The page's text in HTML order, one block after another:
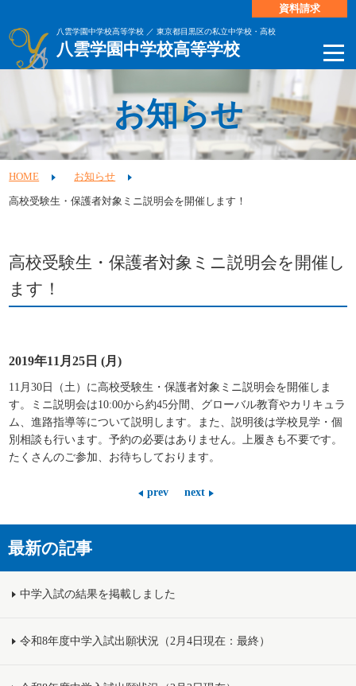
八雲学園中学校高等学校 ／ 東京都目黒区の私立中学校・高校
八雲学園中学校高等学校
資料請求
お知らせ
HOME お知らせ
高校受験生・保護者対象ミニ説明会を開催します！
高校受験生・保護者対象ミニ説明会を開催し
ます！
2019年11月25日 (月)
11月30日（土）に高校受験生・保護者対象ミニ説明会を開催しま
す。ミ ニ説明会は10:00から約45分間、グローバル教育やカリキュラ
ム、進路指導等について説明します。また、説明後は学校見学・個
別相談も行います。予約の必要はありません。上履きも不要です。
たくさんのご参加、お待ちしております。
prev next
最新の記事
中学入試の結果を掲載しました
令和8年度中学入試出願状況（2月4日現在：最終）